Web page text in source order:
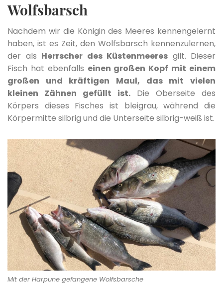
Wolfsbarsch
Nachdem wir die Königin des Meeres kennengelernt
haben, ist es Zeit, den Wolfsbarsch kennenzulernen,
der als Herrscher des Küstenmeeres gilt. Dieser
Fisch hat ebenfalls einen großen Kopf mit einem
großen und kräftigen Maul, das mit vielen
kleinen Zähnen gefüllt ist. Die Oberseite des
Körpers dieses Fisches ist bleigrau, während die
Körpermitte silbrig und die Unterseite silbrig-weiß ist.
Mit der Harpune gefangene Wolfsbarsche